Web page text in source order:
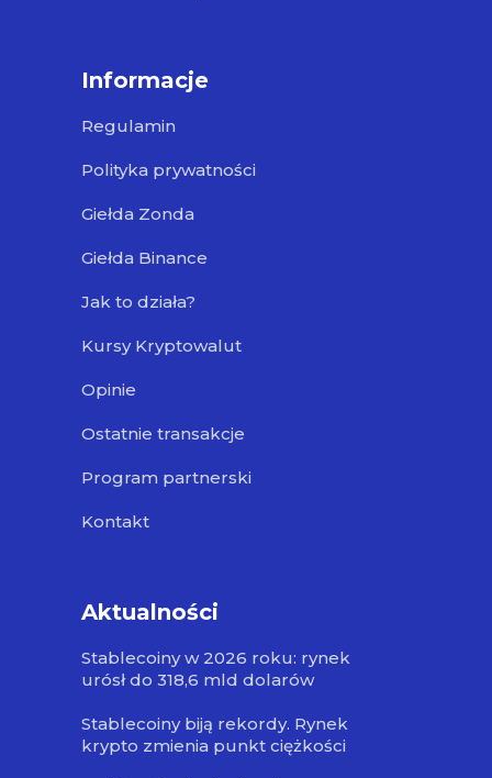
Informacje
Regulamin
Polityka prywatności
Giełda Zonda
Giełda Binance
Jak to działa?
Kursy Kryptowalut
Opinie
Ostatnie transakcje
Program partnerski
Kontakt
Aktualności
Stablecoiny w 2026 roku: rynek
urósł do 318,6 mld dolarów
Stablecoiny biją rekordy. Rynek
krypto zmienia punkt ciężkości